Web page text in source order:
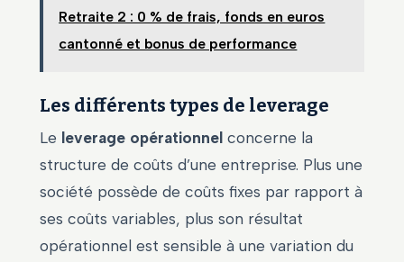
Retraite 2 : 0 % de frais, fonds en euros
cantonné et bonus de performance
Les différents types de leverage
Le leverage opérationnel concerne la
structure de coûts d’une entreprise. Plus une
société possède de coûts fixes par rapport à
ses coûts variables, plus son résultat
opérationnel est sensible à une variation du